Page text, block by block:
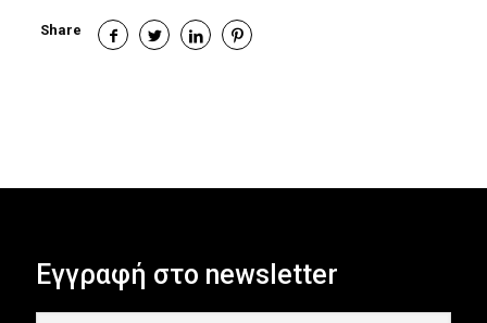
Share
Εγγραφή στο newsletter